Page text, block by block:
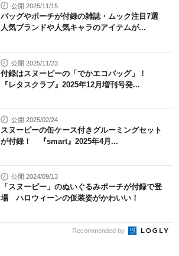
公開 2025/11/15
バッグやポーチが付録の雑誌・ムック注目7選
人気ブランドや人気キャラのアイテムが...
公開 2025/11/23
付録はスヌーピーの「でかエコバッグ」！
『レタスクラブ』2025年12月増刊号発...
公開 2025/02/24
スヌーピーの缶ケース付きグルーミングセット
が付録！ 『smart』2025年4月...
公開 2024/09/13
「スヌーピー」のぬいぐるみポーチが付録で登
場 ハロウィーンの仮装姿がかわいい！
Recommended by